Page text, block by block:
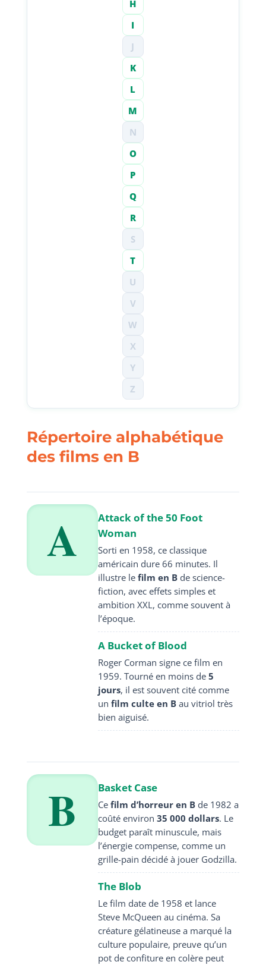
H
I
J
K
L
M
N
O
P
Q
R
S
T
U
V
W
X
Y
Z
Répertoire alphabétique
des films en B
A
Attack of the 50 Foot
Woman
Sorti en 1958, ce classique
américain dure 66 minutes. Il
illustre le film en Bde science-
fiction, avec effets simples et
ambition XXL, comme souvent à
l’époque.
A Bucket of Blood
Roger Corman signe ce film en
1959. Tourné en moins de 5
jours, il est souvent cité comme
un film culte en Bau vitriol très
bien aiguisé.
B Basket Case
Ce film d’horreur en Bde 1982 a
coûté environ 35 000 dollars. Le
budget paraît minuscule, mais
l’énergie compense, comme un
grille-pain décidé à jouer Godzilla.
The Blob
Le film date de 1958 et lance
Steve McQueen au cinéma. Sa
créature gélatineuse a marqué la
culture populaire, preuve qu’un
pot de confiture en colère peut